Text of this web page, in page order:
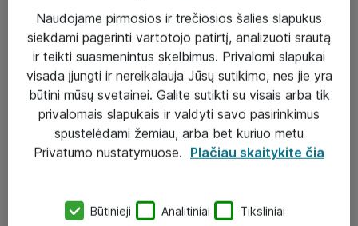
Paslaugos
Sprendimai
Įgyvendinti projektai
Atea ekspertų patarimai verslui
eShop@atea.lt
Naudojame pirmosios ir trečiosios šalies slapukus
siekdami pagerinti vartotojo patirtį, analizuoti srautą
ir teikti suasmenintus skelbimus. Privalomi slapukai
visada įjungti ir nereikalauja Jūsų sutikimo, nes jie yra
būtini mūsų svetainei. Galite sutikti su visais arba tik
privalomais slapukais ir valdyti savo pasirinkimus
spustelėdami žemiau, arba bet kuriuo metu
Privatumo nustatymuose. Plačiau skaitykite čia
Būtinieji Analitiniai Tiksliniai